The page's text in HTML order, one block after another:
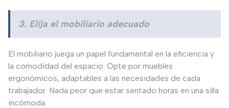
3. Elija el mobiliario adecuado
El mobiliario juega un papel fundamental en la eficiencia y
la comodidad del espacio. Opte por muebles
ergonómicos, adaptables a las necesidades de cada
trabajador. Nada peor que estar sentado horas en una silla
incómoda.